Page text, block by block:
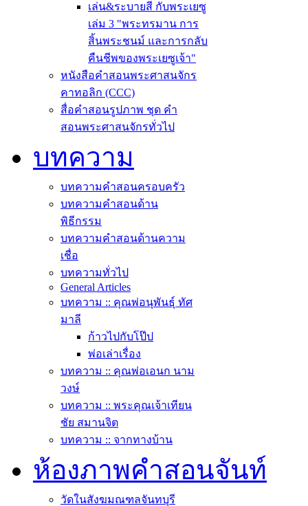
เล่น&ระบายสี กับพระเยซู
เล่ม 3 "พระทรมาน การ
สิ้นพระชนม์ และการกลับ
คืนชีพของพระเยซูเจ้า"
หนังสือคำสอนพระศาสนจักร
คาทอลิก (CCC)
สื่อคำสอนรูปภาพ ชุด คำ
สอนพระศาสนจักรทั่วไป
บทความ
บทความคำสอนครอบครัว
บทความคำสอนด้าน
พิธีกรรม
บทความคำสอนด้านความ
เชื่อ
บทความทั่วไป
General Articles
บทความ :: คุณพ่อนุพันธุ์ ทัศ
มาลี
ก้าวไปกับโป๊ป
พ่อเล่าเรื่อง
บทความ :: คุณพ่อเอนก นาม
วงษ์
บทความ :: พระคุณเจ้าเทียน
ชัย สมานจิต
บทความ :: จากทางบ้าน
ห้องภาพคำสอนจันท์
วัดในสังฆมณฑลจันทบุรี